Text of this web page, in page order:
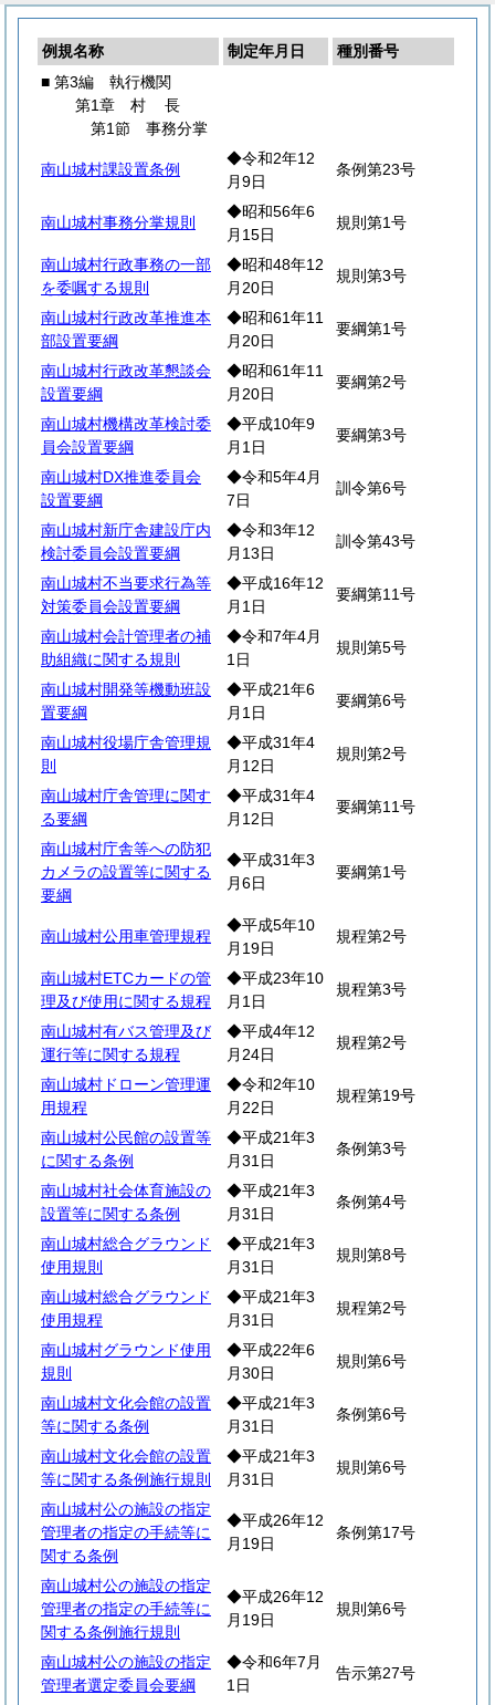
例規名称 制定年月日
種別番号
■ 第3編 執行機関
第1章 村長
第1節 事務分掌
南山城村課設置条例
◆令和2年12
月9日
条例第23号
南山城村事務分掌規則
◆昭和56年6
月15日
規則第1号
南山城村行政事務の一部
を委嘱する規則
◆昭和48年12
月20日
規則第3号
南山城村行政改革推進本
部設置要綱
◆昭和61年11
月20日
要綱第1号
南山城村行政改革懇談会
設置要綱
◆昭和61年11
月20日
要綱第2号
南山城村機構改革検討委
員会設置要綱
◆平成10年9
月1日
要綱第3号
南山城村DX推進委員会
設置要綱
◆令和5年4月
7日
訓令第6号
南山城村新庁舎建設庁内
検討委員会設置要綱
◆令和3年12
月13日
訓令第43号
南山城村不当要求行為等
対策委員会設置要綱
◆平成16年12
月1日
要綱第11号
南山城村会計管理者の補
助組織に関する規則
◆令和7年4月
1日
規則第5号
南山城村開発等機動班設
置要綱
◆平成21年6
月1日
要綱第6号
南山城村役場庁舎管理規
則
◆平成31年4
月12日
規則第2号
南山城村庁舎管理に関す
る要綱
◆平成31年4
月12日
要綱第11号
南山城村庁舎等への防犯
カメラの設置等に関する
要綱
◆平成31年3
月6日
要綱第1号
南山城村公用車管理規程
◆平成5年10
月19日
規程第2号
南山城村ETCカードの管
理及び使用に関する規程
◆平成23年10
月1日
規程第3号
南山城村有バス管理及び
運行等に関する規程
◆平成4年12
月24日
規程第2号
南山城村ドローン管理運
用規程
◆令和2年10
月22日
規程第19号
南山城村公民館の設置等
に関する条例
◆平成21年3
月31日
条例第3号
南山城村社会体育施設の
設置等に関する条例
◆平成21年3
月31日
条例第4号
南山城村総合グラウンド
使用規則
◆平成21年3
月31日
規則第8号
南山城村総合グラウンド
使用規程
◆平成21年3
月31日
規程第2号
南山城村グラウンド使用
規則
◆平成22年6
月30日
規則第6号
南山城村文化会館の設置
等に関する条例
◆平成21年3
月31日
条例第6号
南山城村文化会館の設置
等に関する条例施行規則
◆平成21年3
月31日
規則第6号
南山城村公の施設の指定
管理者の指定の手続等に
関する条例
◆平成26年12
月19日
条例第17号
南山城村公の施設の指定
管理者の指定の手続等に
関する条例施行規則
◆平成26年12
月19日
規則第6号
南山城村公の施設の指定
管理者選定委員会要綱
◆令和6年7月
1日
告示第27号